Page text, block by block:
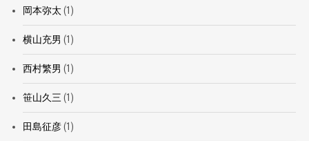
岡本弥太 (1)
横山充男 (1)
西村繁男 (1)
笹山久三 (1)
田島征彦(1)